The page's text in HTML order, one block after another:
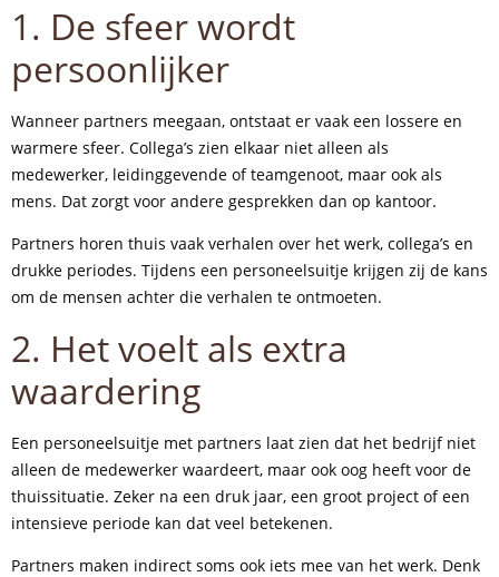
1. De sfeer wordt
persoonlijker
Wanneer partners meegaan, ontstaat er vaak een lossere en
warmere sfeer. Collega’s zien elkaar niet alleen als
medewerker, leidinggevende of teamgenoot, maar ook als
mens. Dat zorgt voor andere gesprekken dan op kantoor.
Partners horen thuis vaak verhalen over het werk, collega’s en
drukke periodes. Tijdens een personeelsuitje krijgen zij de kans
om de mensen achter die verhalen te ontmoeten.
2. Het voelt als extra
waardering
Een personeelsuitje met partners laat zien dat het bedrijf niet
alleen de medewerker waardeert, maar ook oog heeft voor de
thuissituatie. Zeker na een druk jaar, een groot project of een
intensieve periode kan dat veel betekenen.
Partners maken indirect soms ook iets mee van het werk. Denk